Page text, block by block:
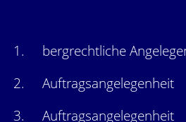
1.
bergrechtliche
2.
Auftragsangelegenheit
3.
Auftragsangelegenheit